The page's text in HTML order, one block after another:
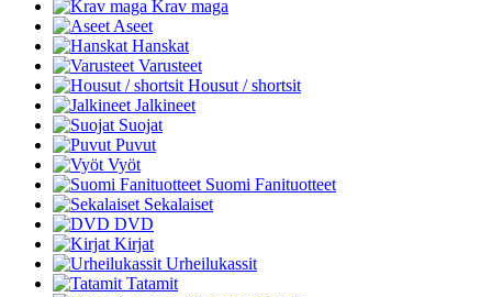
Krav maga
Aseet
Hanskat
Varusteet
Housut / shortsit
Jalkineet
Suojat
Puvut
Vyöt
Suomi Fanituotteet
Sekalaiset
DVD
Kirjat
Urheilukassit
Tatamit